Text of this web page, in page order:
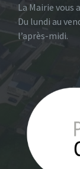
La Mairie vous
Du lundi au
l’après-midi.